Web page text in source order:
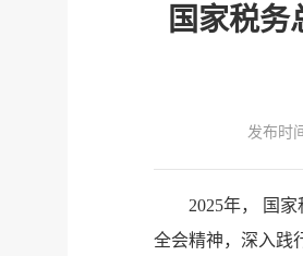
国家税务
发布时
2025年， 国
全会精神，深入践